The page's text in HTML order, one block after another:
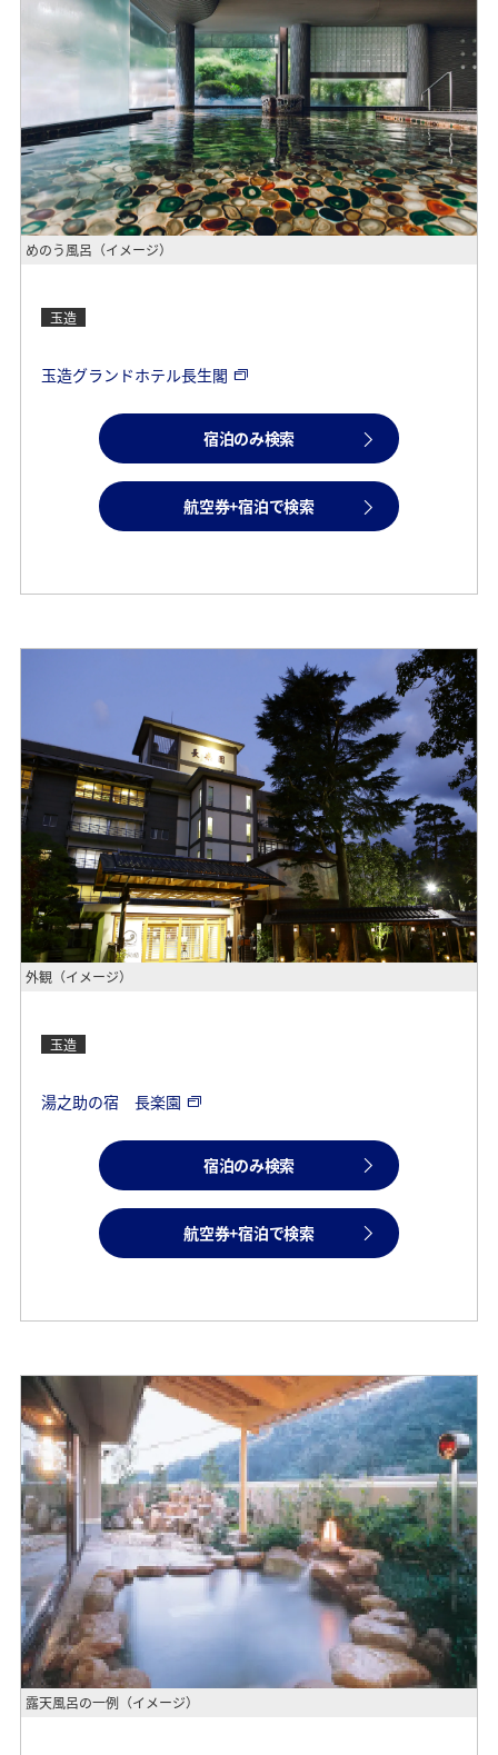
めのう風呂（イメージ）
玉造
玉造グランドホテル長生閣
宿泊のみ検索
航空券+宿泊で検索
外観（イメージ）
玉造
湯之助の宿 長楽園
宿泊のみ検索
航空券+宿泊で検索
露天風呂の一例（イメージ）